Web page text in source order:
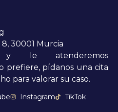
30001 Murcia
y le atenderemos
prefiere, pídanos una cita
para valorar su caso.
Instagram TikTok